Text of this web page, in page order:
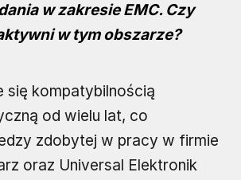
w zakresie EMC. Czy
w tym obszarze?
się kompatybilnością
od wielu lat, co
zdobytej w pracy w firmie
oraz Universal Elektronik